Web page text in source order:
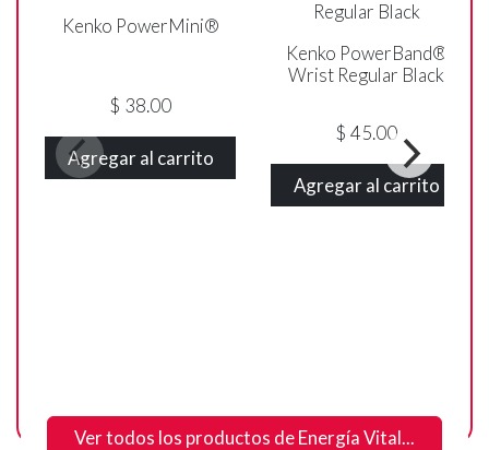
Kenko PowerMini®
$ 38.00
Agregar al carrito
Kenko PowerBand®
Wrist Regular Black
$ 45.00
Agregar al carrito
Ver todos los productos de Energía Vital...